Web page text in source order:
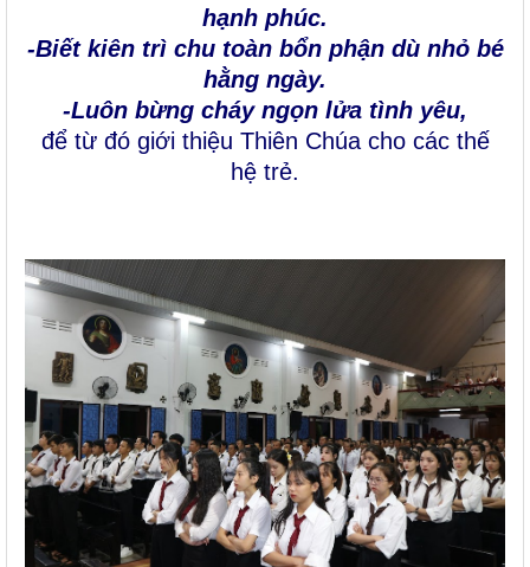
hạnh phúc.
-Biết kiên trì chu toàn bổn phận dù nhỏ bé
hằng ngày.
-Luôn bừng cháy ngọn lửa tình yêu,
để từ đó giới thiệu Thiên Chúa cho các thế
hệ trẻ.